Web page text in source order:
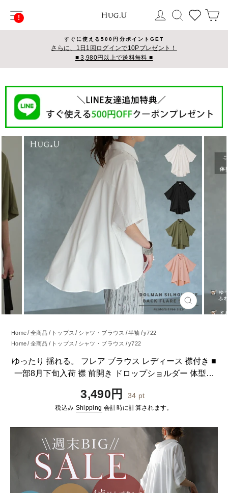
ス
サイトナビゲーション ログイン
検索
すぐに使える500円分ポイントGET
さらに、1日1回ログインで10Pプレゼント！
■ 3,980円以上で送料無料 ■
閉
じ
Home 全商品 トップス シャツ・ブラウス y722
Home 全商品 トップス シャツ・ブラウス 半袖 y722
ゆったり 揺れる。 フレア ブラウス レディース 襟付き ■
一部8月下旬入荷 襟 前開き ドロップショルダー 体型カ
ルマン アシメ チュニック きれいめ オフィス 無地 黒 春
夏 HUG.U メール便
通
価
3,490円 34 pt
税込み Shipping 会計時に計算されます。